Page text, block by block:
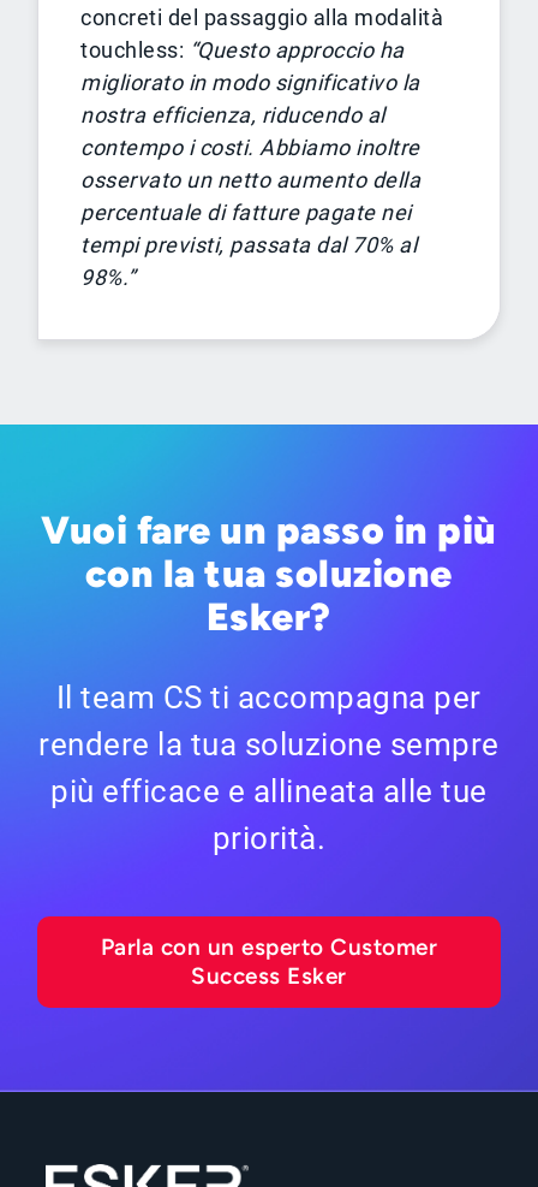
concreti del passaggio alla modalità
touchless: “Questo approccio ha
migliorato in modo significativo la
nostra efficienza, riducendo al
contempo i costi. Abbiamo inoltre
osservato un netto aumento della
percentuale di fatture pagate nei
tempi previsti, passata dal 70% al
98%.”
Vuoi fare un passo in più
con la tua soluzione
Esker?
Il team CS ti accompagna per
rendere la tua soluzione sempre
più efficace e allineata alle tue
priorità.
Parla con un esperto Customer
Success Esker